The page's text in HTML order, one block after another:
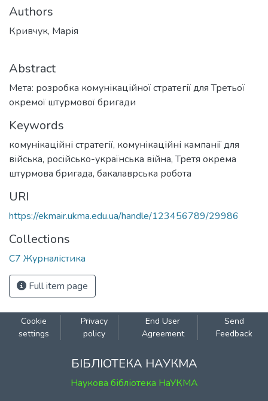
Authors
Кривчук, Марія
Abstract
Мета: розробка комунікаційної стратегії для Третьої
окремої штурмової бригади
Keywords
комунікаційні стратегії, комунікаційні кампанії для
війська, російсько-українська війна,Третя окрема
штурмова бригада, бакалаврська робота
URI
https://ekmair.ukma.edu.ua/handle/123456789/29986
Collections
С7 Журналістика
Full item page
Cookie
settings
Privacy
policy
End User
Agreement
Send
Feedback
БІБЛІОТЕКА НАУКМА
Наукова бібліотека НаУКМА